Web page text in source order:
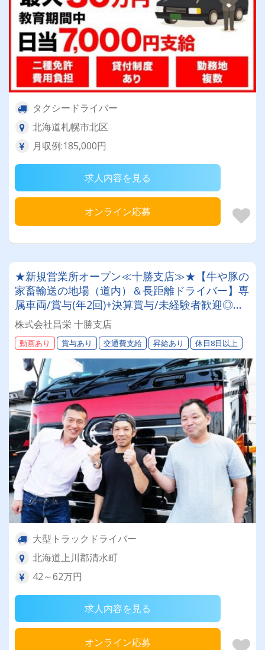
タクシードライバー
北海道札幌市北区
月収例:185,000円
求人内容を見る
オンライン応募
★新規営業所オープン≪十勝支店≫★【牛や豚の
家畜輸送の地場（道内）＆長距離ドライバー】専
属車両/賞与(年2回)+決算賞与/未経験者歓迎◎お
取引先は全農グループなど大手企業様。安定・安
心の待遇です☆当社独自の待遇☆燃費ランキング
上位14位には毎月最大4万円～4000円支給♪
株式会社昌栄 十勝支店
動画あり 賞与あり 交通費支給 昇給あり 休日8日以上
大型トラックドライバー
北海道上川郡清水町
42～62万円
求人内容を見る
オンライン応募